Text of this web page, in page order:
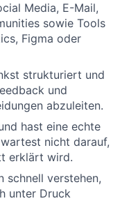
Media, E-Mail,
sowie Tools
Figma oder
strukturiert und
und
abzuleiten.
hast eine echte
nicht darauf,
erklärt wird.
schnell verstehen,
unter Druck